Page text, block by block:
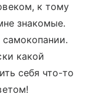
к тому
знакомые.
какой
себя что-то